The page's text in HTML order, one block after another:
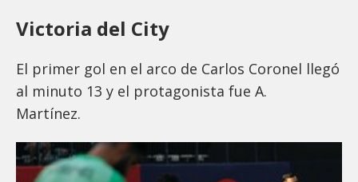
Victoria del City
El primer gol en el arco de Carlos Coronel llegó
al minuto 13 y el protagonista fue A.
Martínez.